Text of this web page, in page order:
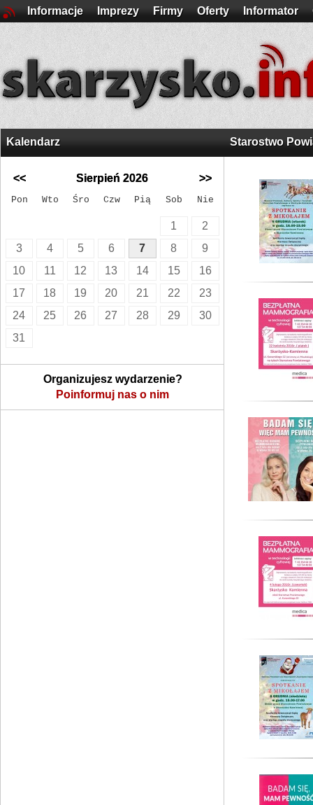
Informacje Imprezy Firmy Oferty Informator
Kalendarz
<< Sierpień 2026 >>
Pon Wto Śro Czw Pią Sob Nie
1
2
3
4 5 6 7 8
9
10
11 12 13 14 15
16
17
18 19 20 21 22
23
24
25 26 27 28 29
30
31
Organizujesz wydarzenie?
Poinformuj nas o nim
Starostwo